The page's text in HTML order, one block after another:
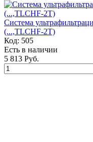
Система
(...,TLCHF-2T)
Код: 505
Есть в наличии
5 813 Руб.